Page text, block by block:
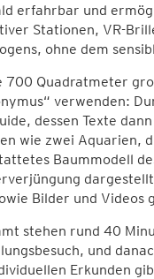
erfahrbar und
Stationen, VR-
ohne dem
700 Quadratmeter
verwenden:
dessen Texte
wie zwei Aquarien,
Baummodell
Bilder und Videos
stehen rund 40
und
Erkunden